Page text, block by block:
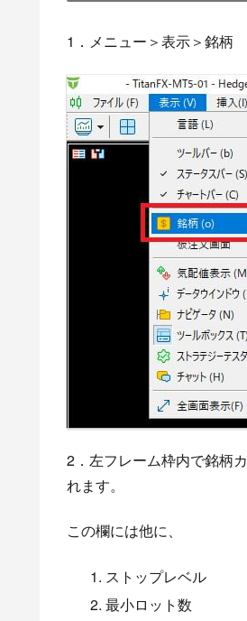
1．メニュー＞表示＞銘柄
2．左フレーム枠内で銘柄
れます。
この欄には他に、
ストップレベル
最小ロット数